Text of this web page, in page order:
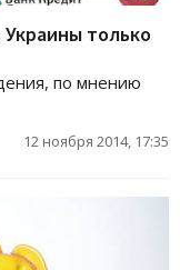
только
по мнению
12 ноября 2014, 17:35